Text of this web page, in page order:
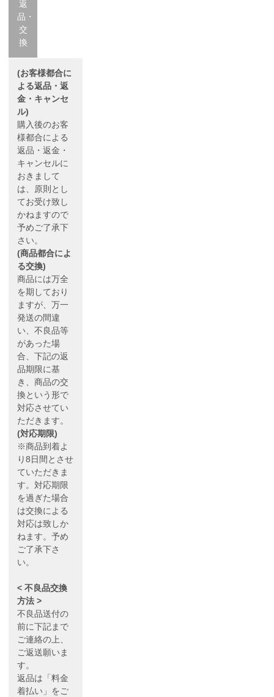
返
品・
交
換
(お客様都合に
よる返品・返
金・キャンセ
ル)
購入後のお客
様都合による
返品・返金・
キャンセルに
おきまして
は、原則とし
てお受け致し
かねますので
予めご了承下
さい。
(商品都合によ
る交換)
商品には万全
を期しており
ますが、万一
発送の間違
い、不良品等
があった場
合、下記の返
品期限に基
き、商品の交
換という形で
対応させてい
ただきます。
(対応期限)
※商品到着よ
り8日間とさせ
ていただきま
す。対応期限
を過ぎた場合
は交換による
対応は致しか
ねます。予め
ご了承下さ
い。
< 不良品交換
方法 >
不良品送付の
前に下記まで
ご連絡の上、
ご返送願いま
す。
返品は「料金
着払い」をご